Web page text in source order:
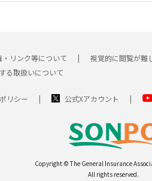
・リンク等について
視覚的に閲覧が難
る取扱いについて
リシー 公式Xアカウント
Copyright © The General Insurance
All rights reserved.